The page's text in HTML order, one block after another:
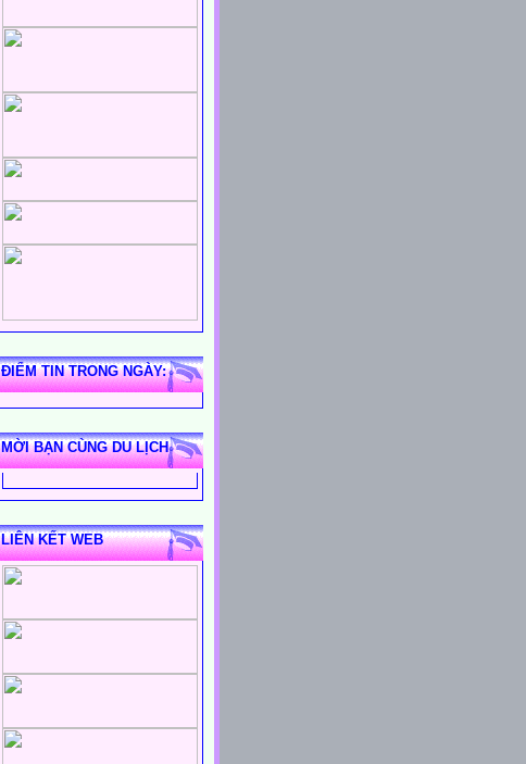
ĐIỂM TIN TRONG NGÀY:
MỜI BẠN CÙNG DU LỊCH
LIÊN KẾT WEB